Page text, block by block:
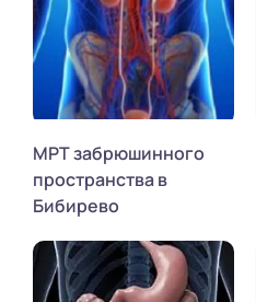
МРТ забрюшинного
пространства в
Бибирево